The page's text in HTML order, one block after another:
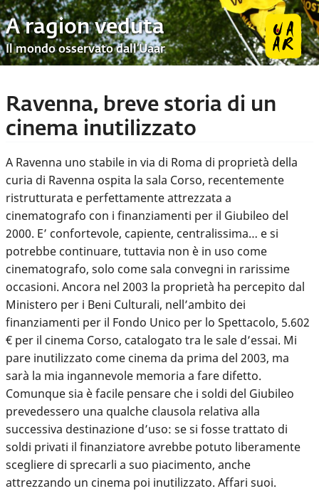
A ragion veduta
Il mondo osservato dall’Uaar
Ravenna, breve storia di un
cinema inutilizzato
A Ravenna uno stabile in via di Roma di proprietà della
curia di Ravenna ospita la sala Corso, recentemente
ristrutturata e perfettamente attrezzata a
cinematografo con i finanziamenti per il Giubileo del
2000. E’ confortevole, capiente, centralissima… e si
potrebbe continuare, tuttavia non è in uso come
cinematografo, solo come sala convegni in rarissime
occasioni. Ancora nel 2003 la proprietà ha percepito dal
Ministero per i Beni Culturali, nell’ambito dei
finanziamenti per il Fondo Unico per lo Spettacolo, 5.602
€ per il cinema Corso, catalogato tra le sale d’essai. Mi
pare inutilizzato come cinema da prima del 2003, ma
sarà la mia ingannevole memoria a fare difetto.
Comunque sia è facile pensare che i soldi del Giubileo
prevedessero una qualche clausola relativa alla
successiva destinazione d’uso: se si fosse trattato di
soldi privati il finanziatore avrebbe potuto liberamente
scegliere di sprecarli a suo piacimento, anche
attrezzando un cinema poi inutilizzato. Affari suoi.